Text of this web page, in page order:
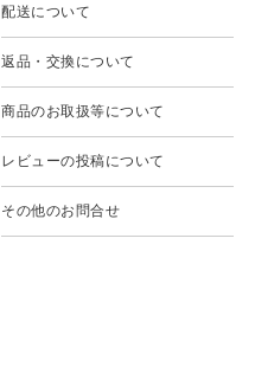
配送について
返品・交換について
商品のお取扱等について
レビューの投稿について
その他のお問合せ